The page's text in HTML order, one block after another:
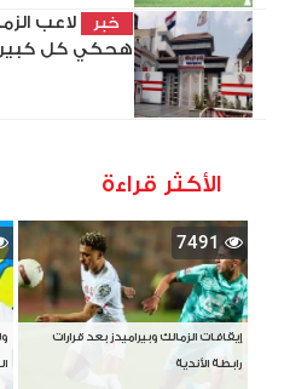
خبر
لاعب
هحكي كل
الأكثر قراءة
7491
إيقافات الزمالك وبيراميدز بعد قرارات
رابطة الأندية